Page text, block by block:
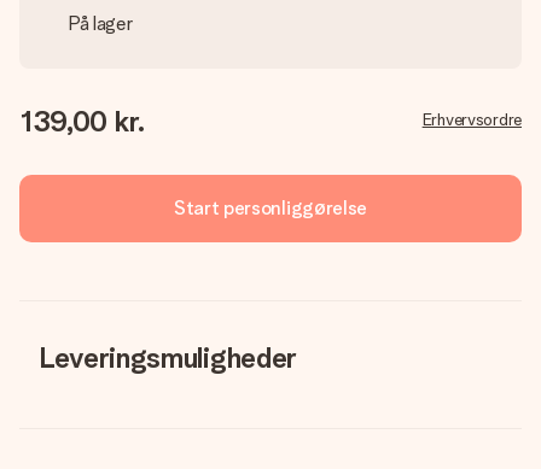
På lager
139,00 kr. Erhvervsordre
Start personliggørelse
Leveringsmuligheder